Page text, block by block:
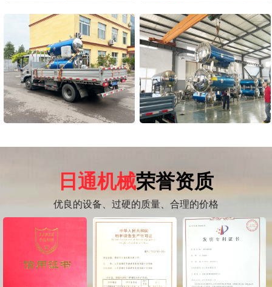
日通机械荣誉资质
优良的设备、过硬的质量、合理的价格